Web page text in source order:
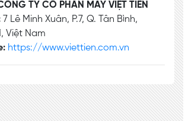
TY CỔ PHẦN MAY VIỆT TIẾN
7 Lê Minh Xuân, P.7, Q. Tân Bình,
Việt Nam
https://www.viettien.com.vn